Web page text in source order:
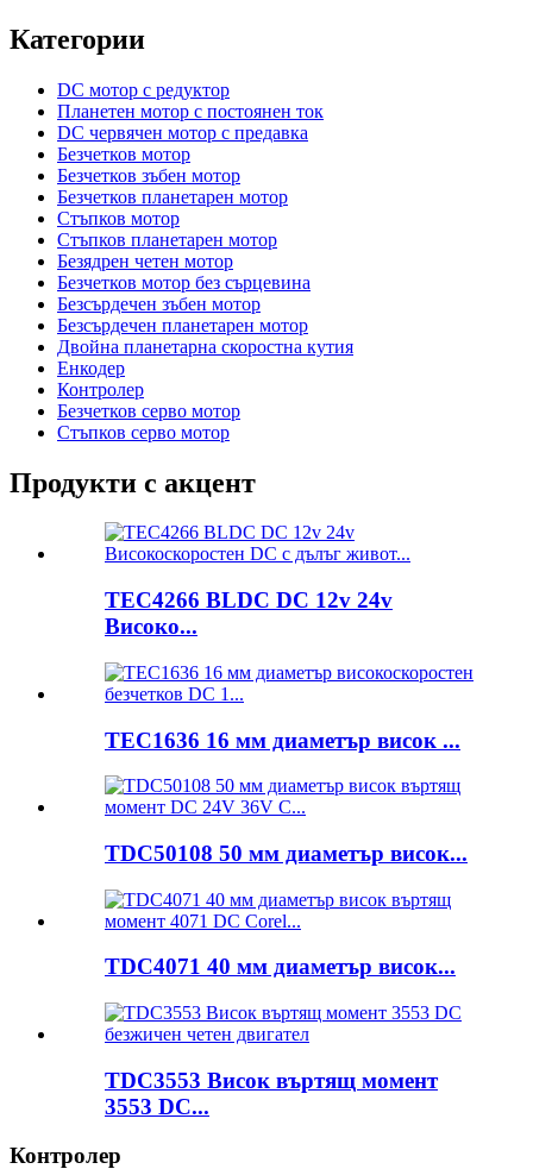
Категории
DC мотор с редуктор
Планетен мотор с постоянен ток
DC червячен мотор с предавка
Безчетков мотор
Безчетков зъбен мотор
Безчетков планетарен мотор
Стъпков мотор
Стъпков планетарен мотор
Безядрен четен мотор
Безчетков мотор без сърцевина
Безсърдечен зъбен мотор
Безсърдечен планетарен мотор
Двойна планетарна скоростна кутия
Енкодер
Контролер
Безчетков серво мотор
Стъпков серво мотор
Продукти с акцент
TEC4266 BLDC DC 12v 24v
Високо...
TEC1636 16 мм диаметър висок ...
TDC50108 50 мм диаметър висок...
TDC4071 40 мм диаметър висок...
TDC3553 Висок въртящ момент
3553 DC...
Контролер